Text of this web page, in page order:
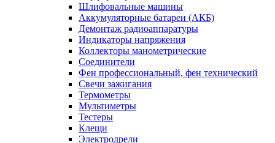
Шлифовальные машины
Аккумуляторные батареи (АКБ)
Демонтаж радиоаппаратуры
Индикаторы напряжения
Коллекторы манометрические
Соединители
Фен профессиональный, фен технический
Свечи зажигания
Термометры
Мультиметры
Тестеры
Клещи
Электродрели